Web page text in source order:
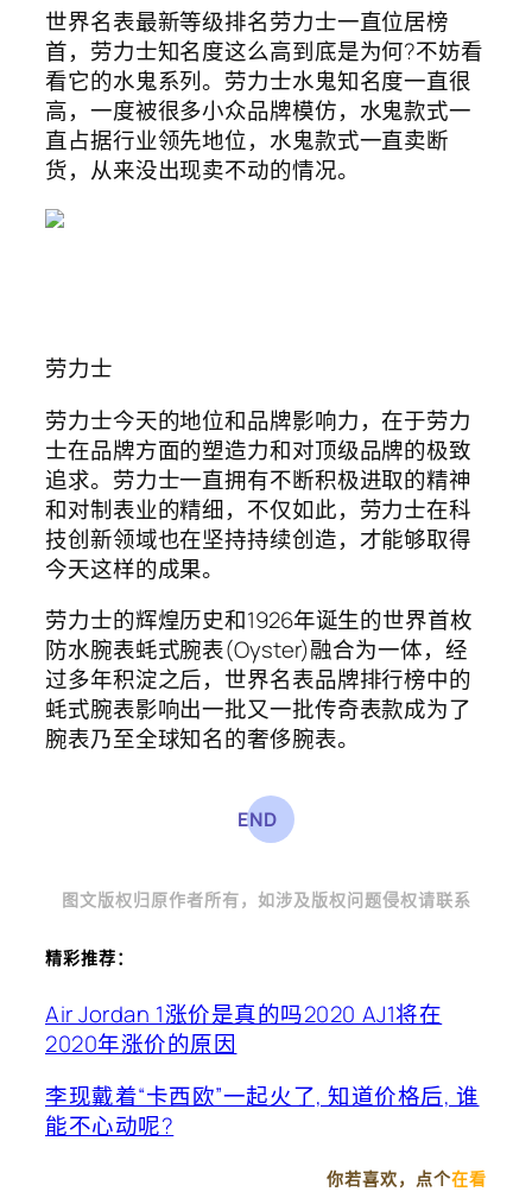
世界名表最新等级排名劳力士一直位居榜
首，劳力士知名度这么高到底是为何?不妨看
看它的水鬼系列。劳力士水鬼知名度一直很
高，一度被很多小众品牌模仿，水鬼款式一
直占据行业领先地位，水鬼款式一直卖断
货，从来没出现卖不动的情况。
劳力士
劳力士今天的地位和品牌影响力，在于劳力
士在品牌方面的塑造力和对顶级品牌的极致
追求。劳力士一直拥有不断积极进取的精神
和对制表业的精细，不仅如此，劳力士在科
技创新领域也在坚持持续创造，才能够取得
今天这样的成果。
劳力士的辉煌历史和1926年诞生的世界首枚
防水腕表蚝式腕表(Oyster)融合为一体，经
过多年积淀之后，世界名表品牌排行榜中的
蚝式腕表影响出一批又一批传奇表款成为了
腕表乃至全球知名的奢侈腕表。
END
图文版权归原作者所有，如涉及版权问题侵权请联系
精彩推荐：
Air Jordan 1涨价是真的吗2020 AJ1将在
2020年涨价的原因
李现戴着“卡西欧”一起火了, 知道价格后, 谁
能不心动呢?
你若喜欢，点个在看